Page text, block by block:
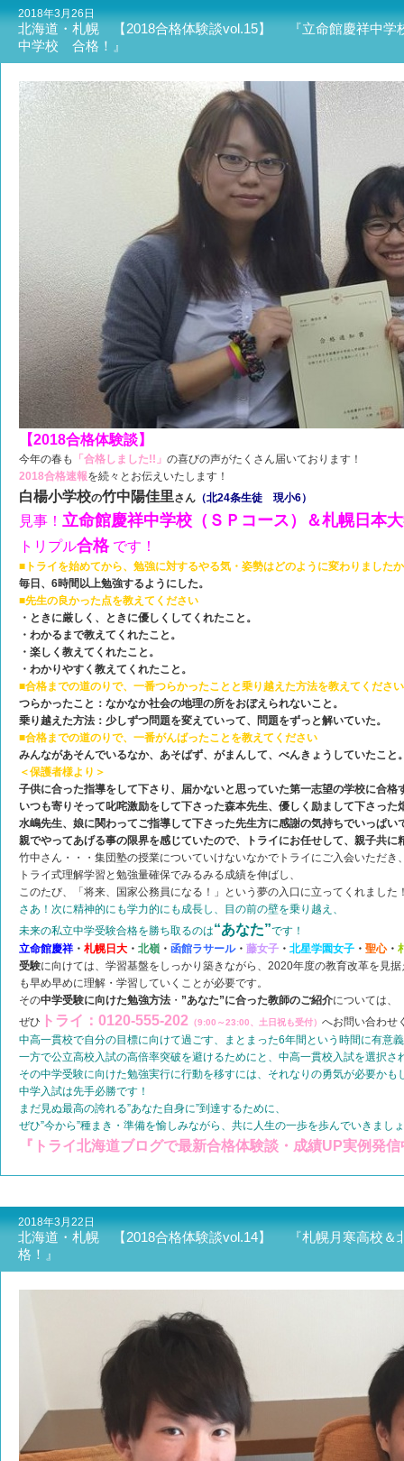
2018年3月26日
北海道・札幌 【2018合格体験談vol.15】 『立命館慶祥中学
中学校 合格！』
【2018合格体験談】
今年の春も 「合格しました!!」 の喜びの声がたくさん届いております！
2018合格速報を続々とお伝えいたします！
白楊小学校の竹中陽佳里さん （北24条生徒 現小6）
見事！ 立命館慶祥中学校（ＳＰコース）＆札幌日本
トリプル合格です！
■トライを始めてから、勉強に対するやる気・姿勢はどのように変わりました
毎日、6時間以上勉強するようにした。
■先生の良かった点を教えてください
・ときに厳しく、ときに優しくしてくれたこと。
・わかるまで教えてくれたこと。
・楽しく教えてくれたこと。
・わかりやすく教えてくれたこと。
■合格までの道のりで、一番つらかったことと乗り越えた方法を教えてください
つらかったこと：なかなか社会の地理の所をおぼえられないこと。
乗り越えた方法：少しずつ問題を変えていって、問題をずっと解いていた。
■合格までの道のりで、一番がんばったことを教えてください
みんながあそんでいるなか、あそばず、がまんして、べんきょうしていたこと
＜保護者様より＞
子供に合った指導をして下さり、届かないと思っていた第一志望の学校に合格
いつも寄りそって叱咤激励をして下さった森本先生、優しく励まして下さった
水嶋先生、娘に関わってご指導して下さった先生方に感謝の気持ちでいっぱい
親でやってあげる事の限界を感じていたので、トライにお任せして、親子共に
竹中さん・・・集団塾の授業についていけないなかでトライにご入会いただき
トライ式理解学習と勉強量確保でみるみる成績を伸ばし、
このたび、「将来、国家公務員になる！」という夢の入口に立ってくれました
さあ！次に精神的にも学力的にも成長し、目の前の壁を乗り越え、
未来の私立中学受験合格を勝ち取るのは“あなた”です！
立命館慶祥 ・ 札幌日大 ・ 北嶺 ・ 函館ラサール・ 藤女子 ・ 北星学園女子 ・ 聖心・
受験に向けては、学習基盤をしっかり築きながら、2020年度の教育改革を見
も早め早めに理解・学習していくことが必要です。
その中学受験に向けた勉強方法 ・ ”あなた”に合った教師のご紹介については、
ぜひ
トライ：0120-555-202 （9:00～23:00、土日祝も受付） へお問い合わせ
中高一貫校で自分の目標に向けて過ごす、まとまった6年間という時間に有意
一方で公立高校入試の高倍率突破を避けるためにと、中高一貫校入試を選択さ
その中学受験に向けた勉強実行に行動を移すには、それなりの勇気が必要かも
中学入試は先手必勝です！
まだ見ぬ最高の誇れる”あなた自身に”到達するために、
ぜひ”今から”種まき・準備を愉しみながら、共に人生の一歩を歩んでいきまし
『トライ北海道ブログで最新合格体験談・成績UP実例発
2018年3月22日
北海道・札幌 【2018合格体験談vol.14】 『札幌月寒高校＆
格！』